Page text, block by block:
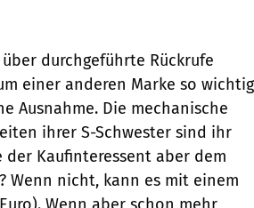
durchgeführte Rückrufe
einer anderen Marke so wichtig
Ausnahme. Die mechanische
ihrer S-Schwester sind ihr
Kaufinteressent aber dem
Wenn nicht, kann es mit einem
Wenn aber schon mehr